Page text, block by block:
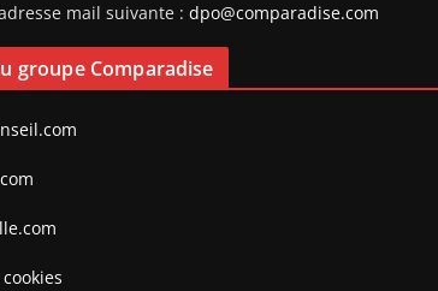
mail suivante : dpo@comparadise.com
groupe Comparadise